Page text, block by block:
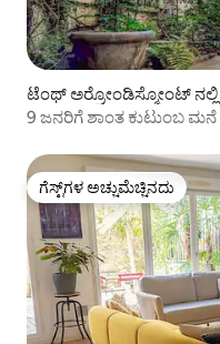
ಟೆಂಥ್ ಅರ್ರೋಂಡಿಸ್ಮೋಂಟ್
9 ಜನರಿಗೆ ಶಾಂತ ಕುಟುಂಬ
ಗೆಸ್ಟ್‌ಗಳ ಅಚ್ಚುಮೆಚ್ಚಿನದು
ಗೆಸ್ಟ್‌ಗಳ ಅಚ್ಚುಮೆಚ್ಚಿನದು